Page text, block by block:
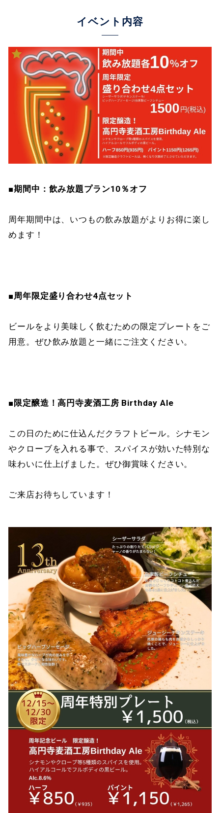
イベント内容
■期間中：飲み放題プラン10％オフ
周年期間中は、いつもの飲み放題がよりお得に楽し
めます！
■周年限定盛り合わせ4点セット
ビールをより美味しく飲むための限定プレートをご
用意。ぜひ飲み放題と一緒にご注文ください。
■限定醸造！高円寺麦酒工房 Birthday Ale
この日のために仕込んだクラフトビール。シナモン
やクローブを入れる事で、スパイスが効いた特別な
味わいに仕上げました。ぜひ御賞味ください。
ご来店お待ちしています！